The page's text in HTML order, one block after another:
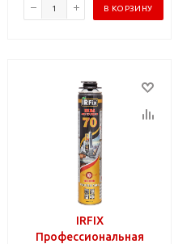
В КОРЗИНУ
IRFIX
Профессиональная